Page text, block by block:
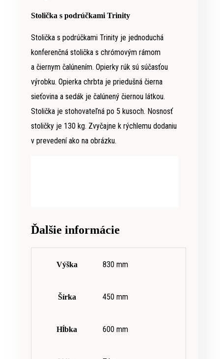
Stolička s podrúčkami Trinity
Stolička s podrúčkami Trinity je jednoduchá
konferenčná stolička s chrómovým rámom
a čiernym čalúnením. Opierky rúk sú súčasťou
výrobku. Opierka chrbta je priedušná čierna
sieťovina a sedák je čalúnený čiernou látkou.
Stolička je stohovateľná po 5 kusoch. Nosnosť
stoličky je 130 kg. Zvyčajne k rýchlemu dodaniu
v prevedení ako na obrázku.
Ďalšie informácie
Výška 830 mm
Šírka 450 mm
Hĺbka 600 mm